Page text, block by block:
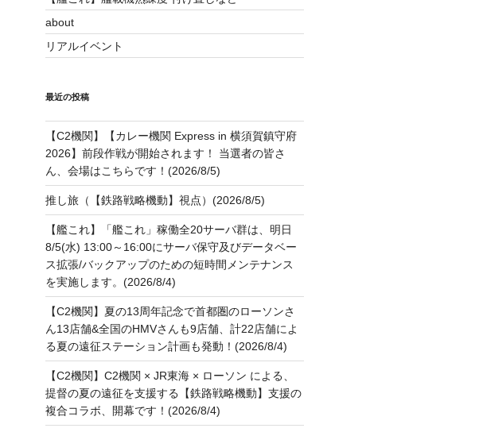
about
リアルイベント
最近の投稿
【C2機関】【カレー機関 Express in 横須賀鎮守府
2026】前段作戦が開始されます！ 当選者の皆さ
ん、会場はこちらです！(2026/8/5)
推し旅（【鉄路戦略機動】視点）(2026/8/5)
【艦これ】「艦これ」稼働全20サーバ群は、明日
8/5(水) 13:00～16:00にサーバ保守及びデータベー
ス拡張/バックアップのための短時間メンテナンス
を実施します。(2026/8/4)
【C2機関】夏の13周年記念で首都圏のローソンさ
ん13店舗&全国のHMVさんも9店舗、計22店舗によ
る夏の遠征ステーション計画も発動！(2026/8/4)
【C2機関】C2機関 × JR東海 × ローソン による、
提督の夏の遠征を支援する【鉄路戦略機動】支援の
複合コラボ、開幕です！(2026/8/4)